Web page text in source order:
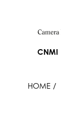
CNMI
HOME